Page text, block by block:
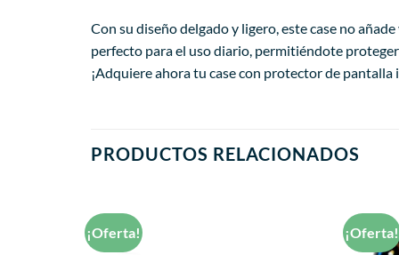
Con su diseño delgado y ligero, este case no
perfecto para el uso diario, permitiéndote
¡Adquiere ahora tu case con protector de
PRODUCTOS RELACIONADOS
¡Oferta! ¡Oferta!